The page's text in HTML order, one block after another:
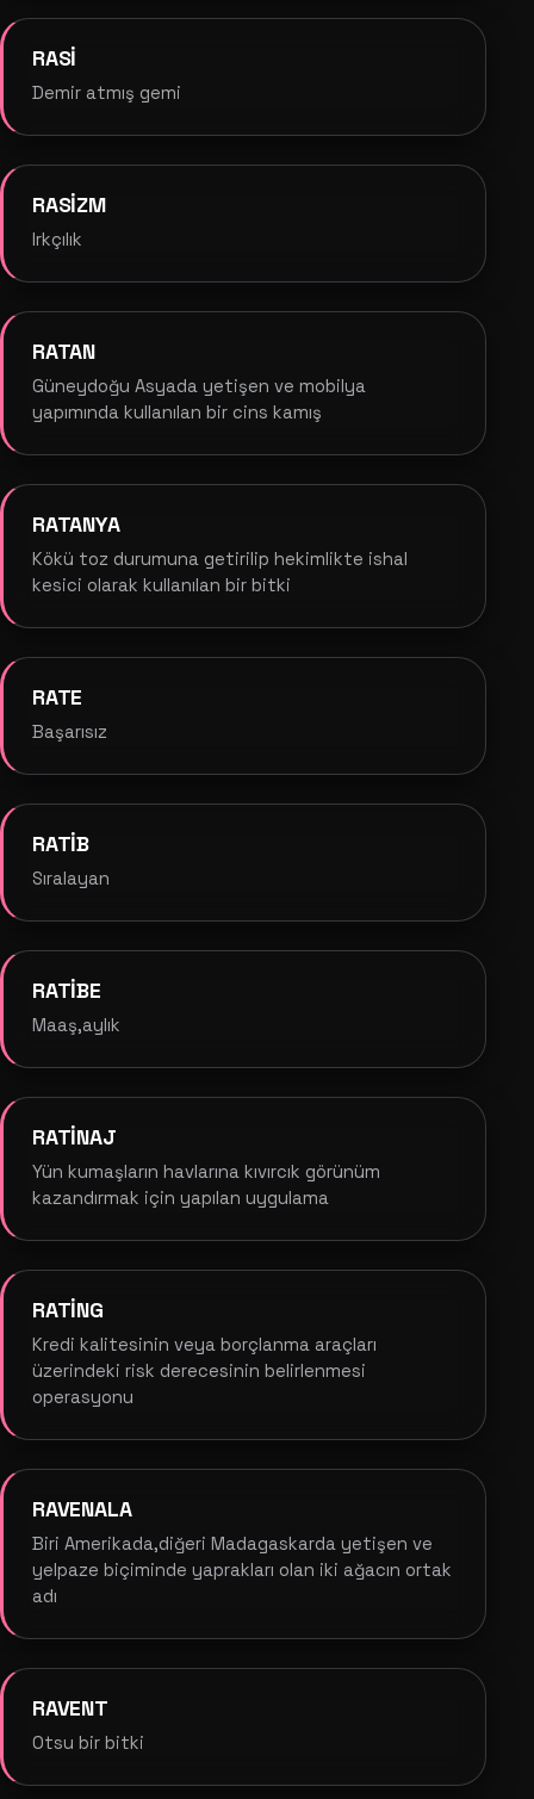
RASİ
Demir atmış gemi
RASİZM
Irkçılık
RATAN
Güneydoğu Asyada yetişen ve mobilya
yapımında kullanılan bir cins kamış
RATANYA
Kökü toz durumuna getirilip hekimlikte ishal
kesici olarak kullanılan bir bitki
RATE
Başarısız
RATİB
Sıralayan
RATİBE
Maaş,aylık
RATİNAJ
Yün kumaşların havlarına kıvırcık görünüm
kazandırmak için yapılan uygulama
RATİNG
Kredi kalitesinin veya borçlanma araçları
üzerindeki risk derecesinin belirlenmesi
operasyonu
RAVENALA
Biri Amerikada,diğeri Madagaskarda yetişen ve
yelpaze biçiminde yaprakları olan iki ağacın ortak
adı
RAVENT
Otsu bir bitki